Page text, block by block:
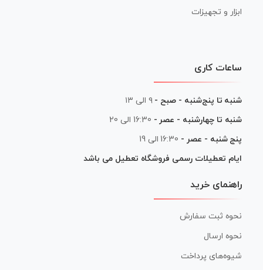
ابزار و تجهیزات
ساعات کاری
شنبه تا پنج‌شنبه - صبح - ۹ الی ۱۳
شنبه تا چهارشنبه - عصر - 16:30 الی 20
پنج شنبه - عصر - 16:30 الی 19
ایام تعطیلات رسمی فروشگاه تعطیل می باشد
راهنمای خرید
نحوه ثبت سفارش
نحوه ارسال
شیوه‌های پرداخت